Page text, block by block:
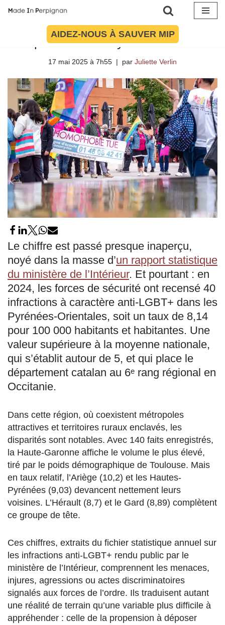
contenu
AIDEZ-NOUS À SAUVER MIP
Dans les Pyrénées-Orientales, un
taux d’infractions anti-LGBT+
supérieur à la moyenne nationale
17 mai 2025 à 7h55 par Juliette Verlin
Le chiffre est passé presque inaperçu,
noyé dans la masse d’un rapport statistique
du ministère de l’Intérieur. Et pourtant : en
2024, les forces de sécurité ont recensé 40
infractions à caractère anti-LGBT+ dans les
Pyrénées-Orientales, soit un taux de 8,14
pour 100 000 habitants et habitantes. Une
valeur supérieure à la moyenne nationale,
qui s’établit autour de 5, et qui place le
département catalan au 6ᵉ rang régional en
Occitanie.
Dans cette région, où coexistent métropoles
attractives et territoires ruraux enclavés, les
disparités sont notables. Avec 140 faits enregistrés,
la Haute-Garonne affiche le volume le plus élevé,
tiré par le poids démographique de Toulouse. Mais
en taux relatif, l’Ariège (10,2) et les Hautes-
Pyrénées (9,03) devancent nettement leurs
voisines. L’Hérault (8,7) et le Gard (8,89) complètent
ce groupe de tête.
Ces chiffres, extraits du fichier statistique annuel sur
les infractions anti-LGBT+ rendu public par le
ministère de l’Intérieur, comprennent les menaces,
injures, agressions ou actes discriminatoires
signalés aux forces de l’ordre. Ils traduisent autant
une réalité de terrain qu’une variable plus difficile à
appréhender : celle de la propension à déposer